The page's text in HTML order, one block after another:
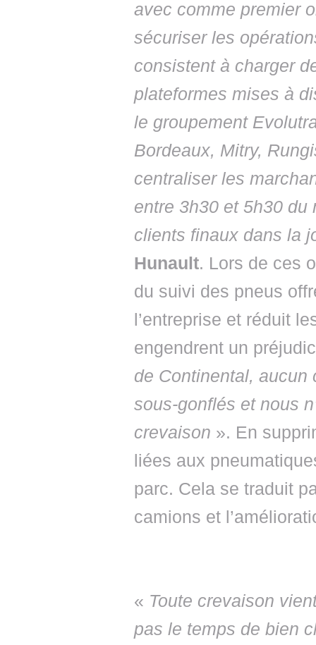
avec comme premier
sécuriser les
consistent à charger
plateformes mises à
le groupement
Bordeaux, Mitry,
centraliser les
entre 3h30 et 5h30
clients finaux dans la
Hunault. Lors de ces
du suivi des pneus
l’entreprise et réduit
engendrent un
de Continental, aucun
sous-gonflés et nous
crevaison ». En
liées aux
parc. Cela se traduit
camions et
« Toute crevaison
pas le temps de bien